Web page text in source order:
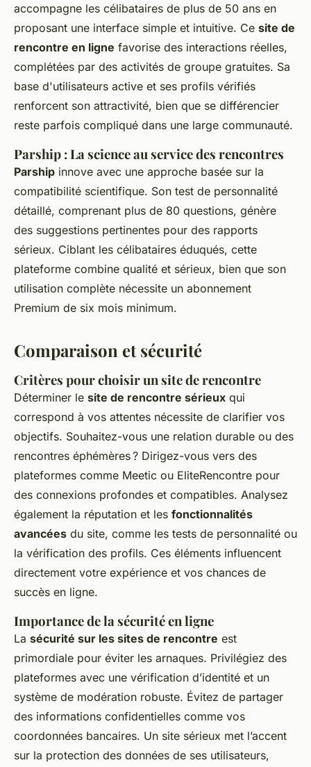
accompagne les célibataires de plus de 50 ans en
proposant une interface simple et intuitive. Ce site de
rencontre en ligne favorise des interactions réelles,
complétées par des activités de groupe gratuites. Sa
base d'utilisateurs active et ses profils vérifiés
renforcent son attractivité, bien que se différencier
reste parfois compliqué dans une large communauté.
Parship : La science au service des rencontres
Parship innove avec une approche basée sur la
compatibilité scientifique. Son test de personnalité
détaillé, comprenant plus de 80 questions, génère
des suggestions pertinentes pour des rapports
sérieux. Ciblant les célibataires éduqués, cette
plateforme combine qualité et sérieux, bien que son
utilisation complète nécessite un abonnement
Premium de six mois minimum.
Comparaison et sécurité
Critères pour choisir un site de rencontre
Déterminer le site de rencontre sérieux qui
correspond à vos attentes nécessite de clarifier vos
objectifs. Souhaitez-vous une relation durable ou des
rencontres éphémères ? Dirigez-vous vers des
plateformes comme Meetic ou EliteRencontre pour
des connexions profondes et compatibles. Analysez
également la réputation et les fonctionnalités
avancées du site, comme les tests de personnalité ou
la vérification des profils. Ces éléments influencent
directement votre expérience et vos chances de
succès en ligne.
Importance de la sécurité en ligne
La sécurité sur les sites de rencontre est
primordiale pour éviter les arnaques. Privilégiez des
plateformes avec une vérification d’identité et un
système de modération robuste. Évitez de partager
des informations confidentielles comme vos
coordonnées bancaires. Un site sérieux met l’accent
sur la protection des données de ses utilisateurs,